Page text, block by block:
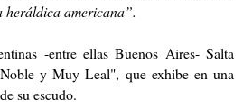
heráldica americana”.
-entre ellas Buenos Aires- Salta
y Muy Leal", que exhibe en una
su escudo.